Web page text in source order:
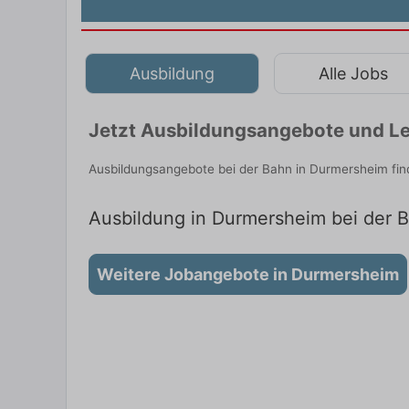
Ausbildung Alle Jobs
Jetzt Ausbildungsangebote und
Ausbildungsangebote bei der Bahn in Durmersheim
Ausbildung in Durmersheim bei der
Weitere Jobangebote in Durmersheim